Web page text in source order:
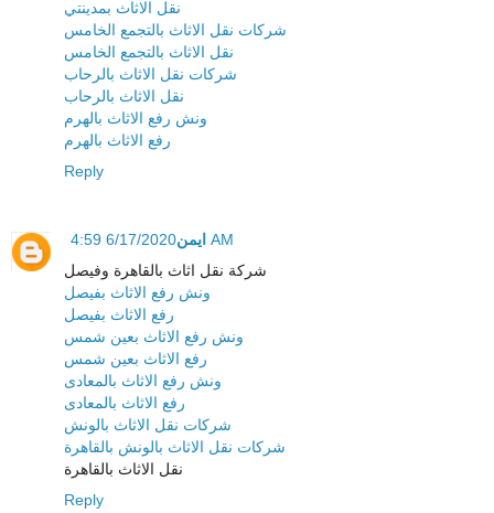
نقل الاثاث بمدينتي
شركات نقل الاثاث بالتجمع الخامس
نقل الاثاث بالتجمع الخامس
شركات نقل الاثاث بالرحاب
نقل الاثاث بالرحاب
ونش رفع الاثاث بالهرم
رفع الاثاث بالهرم
Reply
ايمن 6/17/2020 4:59 AM
شركة نقل اثاث بالقاهرة وفيصل
ونش رفع الاثاث بفيصل
رفع الاثاث بفيصل
ونش رفع الاثاث بعين شمس
رفع الاثاث بعين شمس
ونش رفع الاثاث بالمعادى
رفع الاثاث بالمعادى
شركات نقل الاثاث بالونش
شركات نقل الاثاث بالونش بالقاهرة
نقل الاثاث بالقاهرة
Reply